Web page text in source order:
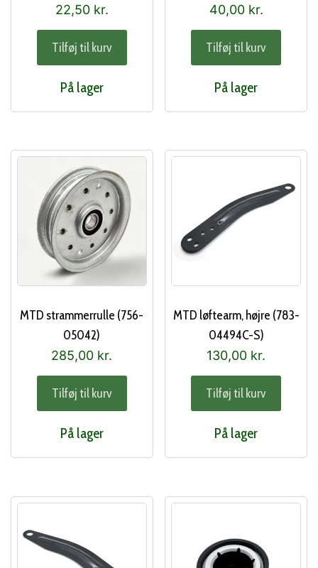
22,50 kr.
Tilføj til kurv
På lager
40,00 kr.
Tilføj til kurv
På lager
MTD strammerrulle (756-
05042)
285,00 kr.
Tilføj til kurv
På lager
MTD løftearm, højre (783-
04494C-S)
130,00 kr.
Tilføj til kurv
På lager